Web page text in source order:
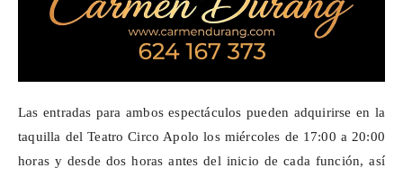
Las entradas para ambos espectáculos pueden adquirirse en la
taquilla del Teatro Circo Apolo los miércoles de 17:00 a 20:00
horas y desde dos horas antes del inicio de cada función, así